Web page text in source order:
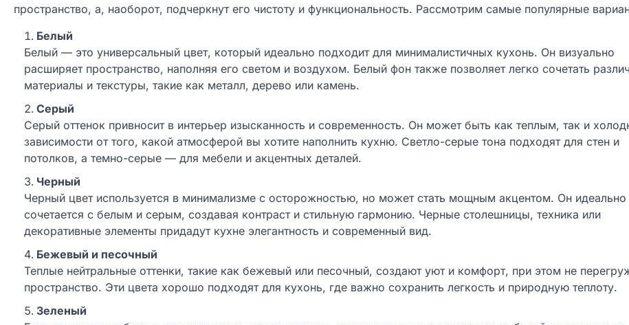
пространство, а, наоборот, подчеркнут его чистоту и функциональность. Рассмотрим самые популярные
Белый
Белый — это универсальный цвет, который идеально подходит для минималистичных кухонь. Он визуально
расширяет пространство, наполняя его светом и воздухом. Белый фон также позволяет легко сочетать
материалы и текстуры, такие как металл, дерево или камень.
Серый
Серый оттенок привносит в интерьер изысканность и современность. Он может быть как теплым, так и
зависимости от того, какой атмосферой вы хотите наполнить кухню. Светло-серые тона подходят для стен и
потолков, а темно-серые — для мебели и акцентных деталей.
Черный
Черный цвет используется в минимализме с осторожностью, но может стать мощным акцентом. Он идеально
сочетается с белым и серым, создавая контраст и стильную гармонию. Черные столешницы, техника или
декоративные элементы придадут кухне элегантность и современный вид.
Бежевый и песочный
Теплые нейтральные оттенки, такие как бежевый или песочный, создают уют и комфорт, при этом не
пространство. Эти цвета хорошо подходят для кухонь, где важно сохранить легкость и природную теплоту.
Зеленый